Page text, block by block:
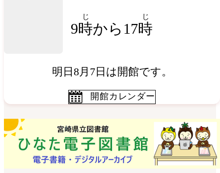
9時
じ
から17時
じ
明日8月7日は開館です。
開館カレンダー